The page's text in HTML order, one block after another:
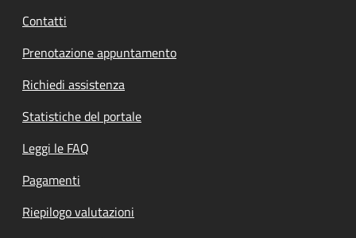
Contatti
Prenotazione appuntamento
Richiedi assistenza
Statistiche del portale
Leggi le FAQ
Pagamenti
Riepilogo valutazioni